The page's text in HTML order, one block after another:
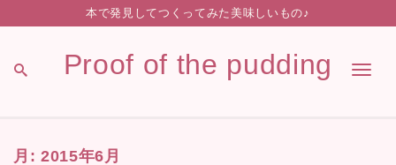
本で発見してつくってみた美味しいもの♪
Proof of the pudding
月: 2015年6月